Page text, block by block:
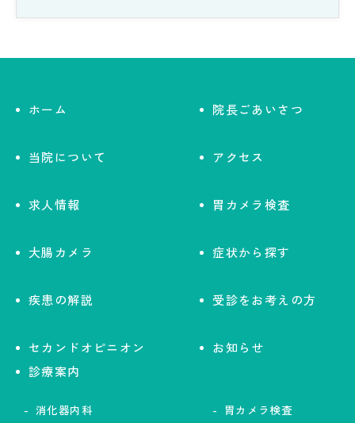
ホーム 院長ごあいさつ
当院について アクセス
求人情報 胃カメラ検査
大腸カメラ 症状から探す
疾患の解説 受診をお考えの方
セカンドオピニオン
お知らせ
診療案内
消化器内科 胃カメラ検査